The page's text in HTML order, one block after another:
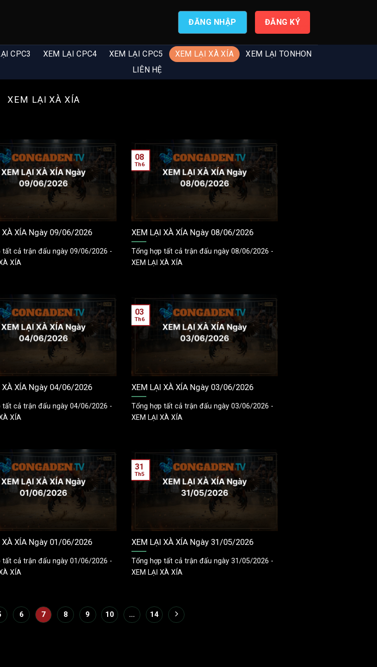
ĐĂNG NHẬP ĐĂNG KÝ
CPC3 XEM LẠI CPC4 XEM LẠI CPC5 XEM LẠI XÀ XÍA
XEM LẠI TONHON
LIÊN HỆ
XEM LẠI XÀ XÍA
XÀ XÍA Ngày 09/06/2026
tất cả trận đấu ngày 09/06/2026 -
XÍA
XEM LẠI XÀ XÍA Ngày 08/06/2026
Tổng hợp tất cả trận đấu ngày 08/06/2026 -
XEM LẠI XÀ XÍA
08
Th6
XÀ XÍA Ngày 04/06/2026
tất cả trận đấu ngày 04/06/2026 -
XÍA
XEM LẠI XÀ XÍA Ngày 03/06/2026
Tổng hợp tất cả trận đấu ngày 03/06/2026 -
XEM LẠI XÀ XÍA
03
Th6
XÀ XÍA Ngày 01/06/2026
tất cả trận đấu ngày 01/06/2026 -
XÍA
XEM LẠI XÀ XÍA Ngày 31/05/2026
Tổng hợp tất cả trận đấu ngày 31/05/2026 -
XEM LẠI XÀ XÍA
31
Th5
6 7 8 9 10 … 14